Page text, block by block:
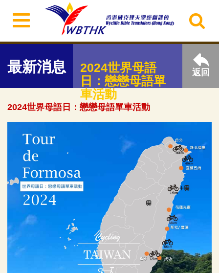
最新消息
2024世界母語
日：戀戀母語單
車活動
返回
2024世界母語日：戀戀母語單車活動